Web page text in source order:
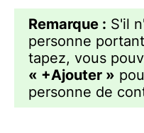
Remarque : S'il
personne
tapez, vous
« +Ajouter »
personne de